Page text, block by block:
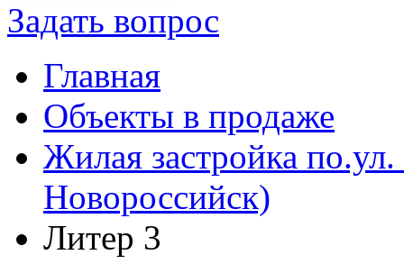
Задать вопрос
Главная
Объекты в продаже
Жилая застройка
Новороссийск)
Литер 3